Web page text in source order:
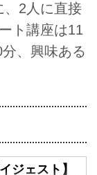
、2人に直接
ト講座は11
、興味ある
ジェスト】